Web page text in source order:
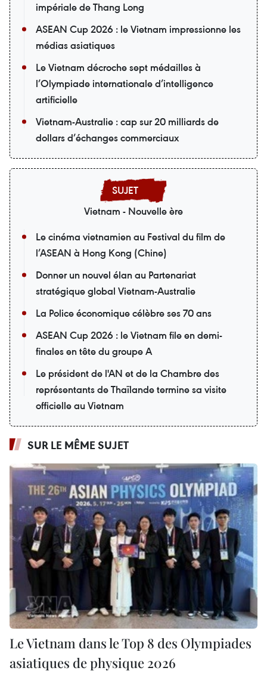
impériale de Thang Long
ASEAN Cup 2026 : le Vietnam impressionne les
médias asiatiques
Le Vietnam décroche sept médailles à
l’Olympiade internationale d’intelligence
artificielle
Vietnam-Australie : cap sur 20 milliards de
dollars d’échanges commerciaux
Vietnam - Nouvelle ère
Le cinéma vietnamien au Festival du film de
l’ASEAN à Hong Kong (Chine)
Donner un nouvel élan au Partenariat
stratégique global Vietnam-Australie
La Police économique célèbre ses 70 ans
ASEAN Cup 2026 : le Vietnam file en demi-
finales en tête du groupe A
Le président de l'AN et de la Chambre des
représentants de Thaïlande termine sa visite
officielle au Vietnam
SUR LE MÊME SUJET
Le Vietnam dans le Top 8 des Olympiades
asiatiques de physique 2026